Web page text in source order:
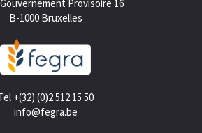
Provisoire 16
B-1000 Bruxelles
+(32) (0)2 512 15 50
info@fegra.be